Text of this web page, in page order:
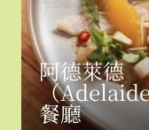
阿德萊德
（
餐廳